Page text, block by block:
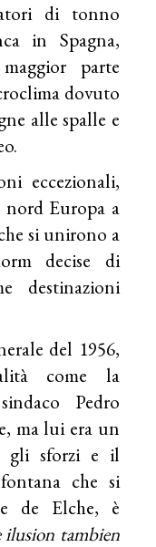
di tonno
in Spagna,
parte
dovuto
alle spalle e
eccezionali,
Europa a
si unirono a
decise di
destinazioni
del 1956,
come la
Pedro
ma lui era un
gli sforzi e il
che si
de Elche, è
ilusion tambien